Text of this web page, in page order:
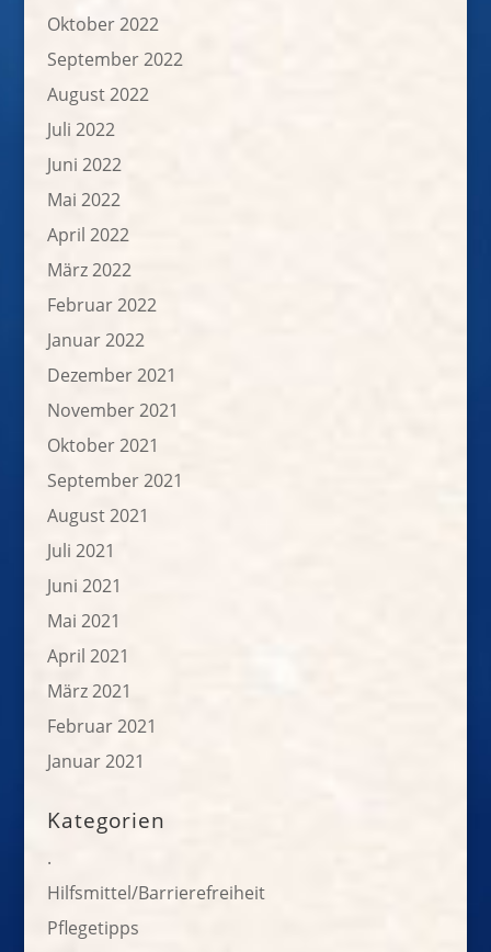
Oktober 2022
September 2022
August 2022
Juli 2022
Juni 2022
Mai 2022
April 2022
März 2022
Februar 2022
Januar 2022
Dezember 2021
November 2021
Oktober 2021
September 2021
August 2021
Juli 2021
Juni 2021
Mai 2021
April 2021
März 2021
Februar 2021
Januar 2021
Kategorien
.
Hilfsmittel/Barrierefreiheit
Pflegetipps